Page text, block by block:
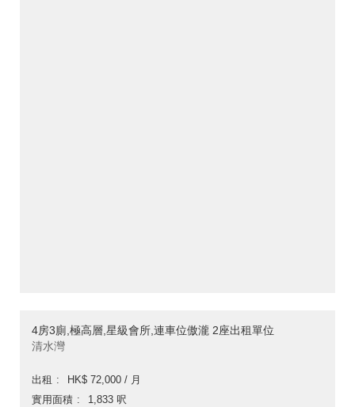
4房3廁,極高層,星級會所,連車位傲瀧 2座出租單位
清水灣
出租
HK$ 72,000 / 月
實用面積
1,833 呎